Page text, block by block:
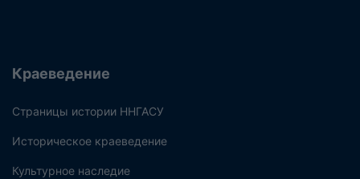
Краеведение
Страницы истории ННГАСУ
Историческое краеведение
Культурное наследие